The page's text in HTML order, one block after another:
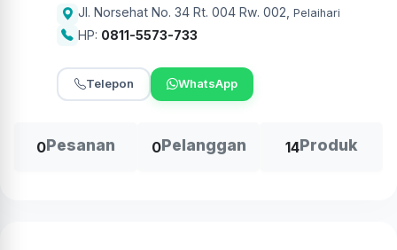
Jl. Norsehat No. 34 Rt. 004 Rw. 002 Pelaihari
HP: 0811-5573-733
Telepon WhatsApp
0Pesanan 0Pelanggan 14Produk